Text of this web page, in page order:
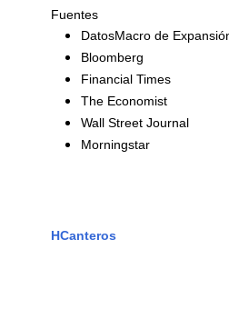
Fuentes
DatosMacro de
Bloomberg
Financial Times
The Economist
Wall Street Journal
Morningstar
HCanteros